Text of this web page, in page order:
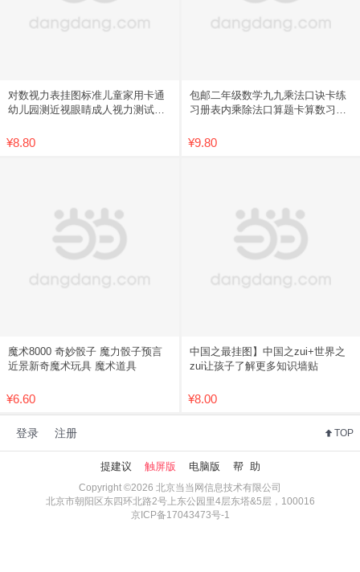
对数视力表挂图标准儿童家用卡通
幼儿园测近视眼睛成人视力测试表
¥8.80
包邮二年级数学九九乘法口诀卡练
习册表内乘除法口算题卡算数习题
¥9.80
魔术8000 奇妙骰子 魔力骰子预言
近景新奇魔术玩具 魔术道具
¥6.60
中国之最挂图】中国之zui+世界之
zui让孩子了解更多知识墙贴
¥8.00
登录 注册 TOP
提建议 触屏版 电脑版 帮 助
Copyright ©2026 北京当当网信息技术有限公司
北京市朝阳区东四环北路2号上东公园里4层东塔&5层，100016
京ICP备17043473号-1